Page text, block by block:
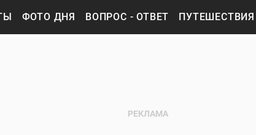
ФОТО ДНЯ ВОПРОС - ОТВЕТ ПУТЕШЕСТВИЯ